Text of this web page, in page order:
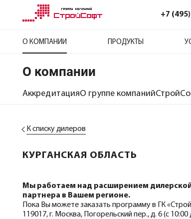
+7
О КОМПАНИИ ПРОДУКТЫ
О компании
АккредитацияО группе компаний
К списку дилеров
КУРГАНСКАЯ ОБЛАСТЬ
Мы работаем над расширением
партнера в Вашем регионе.
Пока Вы можете заказать программу в ГК
119017, г. Москва, Погорельский пер., д. 6 (с 10:00